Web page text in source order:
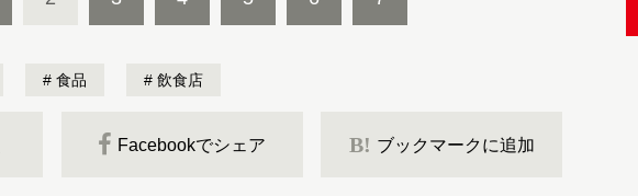
食品 飲食店
Facebookでシェア B! ブックマークに追加